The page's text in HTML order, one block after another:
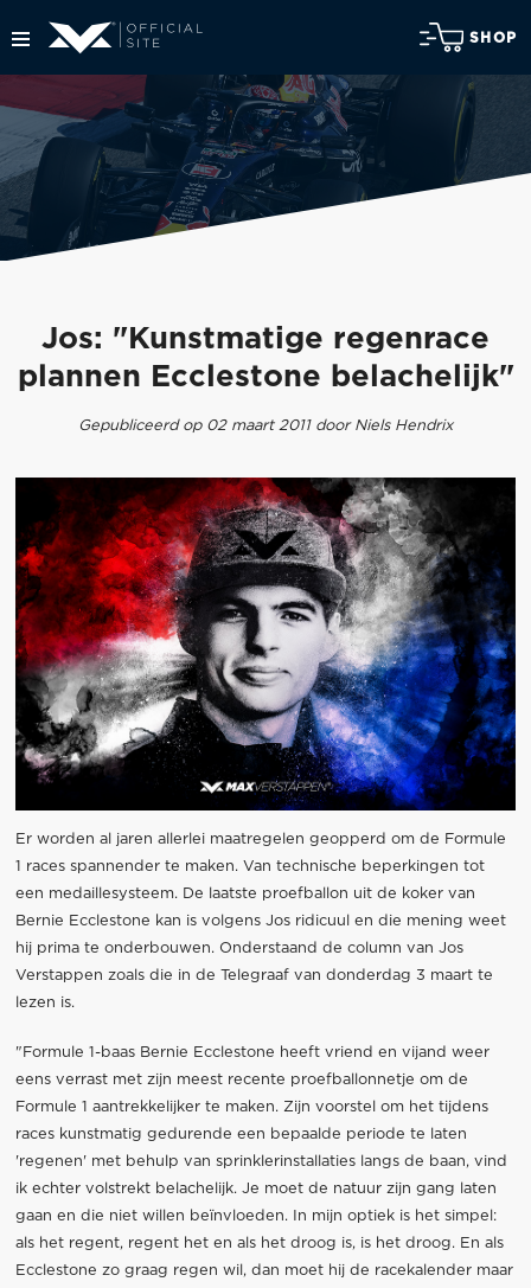
SHOP
Jos: "Kunstmatige regenrace
plannen Ecclestone belachelijk"
Gepubliceerd op 02 maart 2011 door Niels Hendrix
Er worden al jaren allerlei maatregelen geopperd om de Formule
1 races spannender te maken. Van technische beperkingen tot
een medaillesysteem. De laatste proefballon uit de koker van
Bernie Ecclestone kan is volgens Jos ridicuul en die mening weet
hij prima te onderbouwen. Onderstaand de column van Jos
Verstappen zoals die in de Telegraaf van donderdag 3 maart te
lezen is.
"Formule 1-baas Bernie Ecclestone heeft vriend en vijand weer
eens verrast met zijn meest recente proefballonnetje om de
Formule 1 aantrekkelijker te maken. Zijn voorstel om het tijdens
races kunstmatig gedurende een bepaalde periode te laten
'regenen' met behulp van sprinklerinstallaties langs de baan, vind
ik echter volstrekt belachelijk. Je moet de natuur zijn gang laten
gaan en die niet willen beïnvloeden. In mijn optiek is het simpel:
als het regent, regent het en als het droog is, is het droog. En als
Ecclestone zo graag regen wil, dan moet hij de racekalender maar